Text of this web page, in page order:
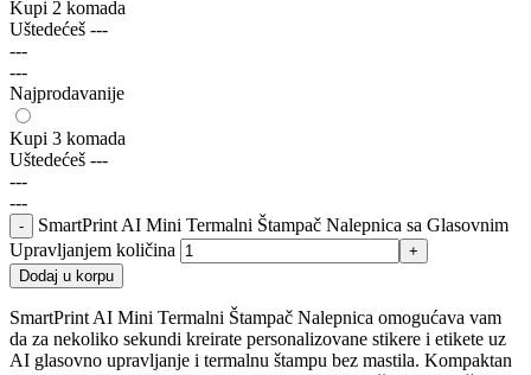
Kupi 2 komada
Uštedećeš ---
---
---
Najprodavanije
Kupi 3 komada
Uštedećeš ---
---
---
SmartPrint AI Mini Termalni Štampač Nalepnica sa Glasovnim
Upravljanjem količina
Dodaj u korpu
SmartPrint AI Mini Termalni Štampač Nalepnica omogućava vam
da za nekoliko sekundi kreirate personalizovane stikere i etikete uz
AI glasovno upravljanje i termalnu štampu bez mastila. Kompaktan